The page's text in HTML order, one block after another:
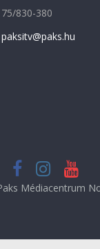
75/830-380
paksitv@paks.hu
Médiacentrum